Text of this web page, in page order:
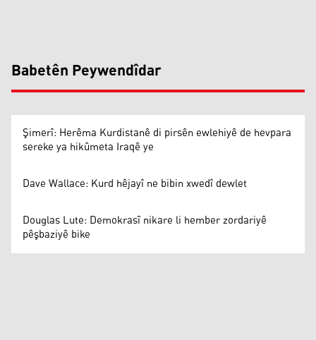
Babetên Peywendîdar
Şimerî: Herêma Kurdistanê di pirsên ewlehiyê de hevpara
sereke ya hikûmeta Iraqê ye
Dave Wallace: Kurd hêjayî ne bibin xwedî dewlet
Douglas Lute: Demokrasî nikare li hember zordariyê
pêşbaziyê bike